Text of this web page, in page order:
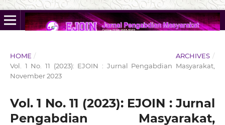
HOME / ARCHIVES /
Vol. 1 No. 11 (2023): EJOIN : Jurnal Pengabdian Masyarakat,
November 2023
Vol. 1 No. 11 (2023): EJOIN : Jurnal
Pengabdian Masyarakat,